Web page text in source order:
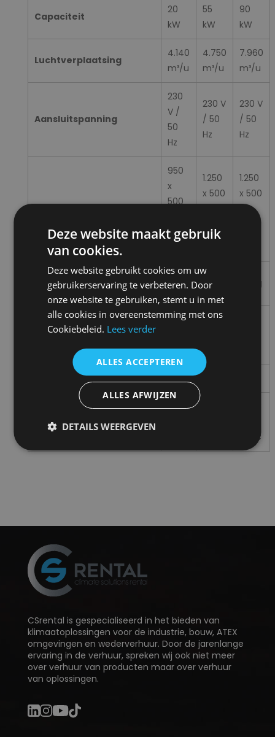
Capaciteit
20
kW
55
kW
90
kW
Luchtverplaatsing
4.140
m³/u
4.750
m³/u
7.960
m³/u
Aansluitspanning
230
V /
50
Hz
230 V
/ 50
Hz
230 V
/ 50
Hz
950
x
500
850
1.250
x 500
mm
1.250
x 500
Gewicht
45
kg
60 kg 75 kg
Geluidsdruk
59
(A)
Camlock aansluiten 1¼”
Warmwatertemperatuur
70°C
90°C
CSrental is gespecialiseerd in het bieden van
klimaatoplossingen voor de industrie, bouw, ATEX
omgevingen en wederverhuur. Door de jarenlange
ervaring in de verhuur, spreken wij ook niet meer
over verhuur van producten maar over verhuur
van oplossingen.
Deze website maakt gebruik
van cookies.
Deze website gebruikt cookies om uw
gebruikerservaring te verbeteren. Door
onze website te gebruiken, stemt u in met
alle cookies in overeenstemming met ons
Cookiebeleid. Lees verder
ALLES ACCEPTEREN
ALLES AFWIJZEN
DETAILS WEERGEVEN